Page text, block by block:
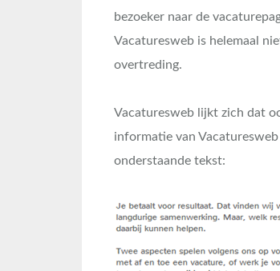
bezoeker naar de
Vacaturesweb is helemaal
overtreding.
Vacaturesweb lijkt zich dat
informatie van
onderstaande tekst: